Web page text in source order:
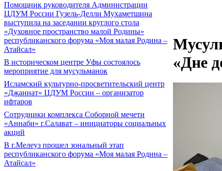
Помощник руководителя Администрации
ЦДУМ России Гузель-Делли Мухаметшина
выступила на заседании круглого стола
«Духовное пространство малой Родины»
республиканского форума «Моя малая Родина –
Атайсал»
В историческом центре Уфы состоялось
мероприятие для мусульманок
Исламский культурно-просветительский центр
«Джаннат» ЦДУМ России – организатор
ифтаров
Сотрудники комплекса Соборной мечети
«Аннаби» г.Салават – инициаторы социальных
акций
В г.Мелеуз прошел зональный этап
республиканского форума «Моя малая Родина –
Атайсал»
«Дне